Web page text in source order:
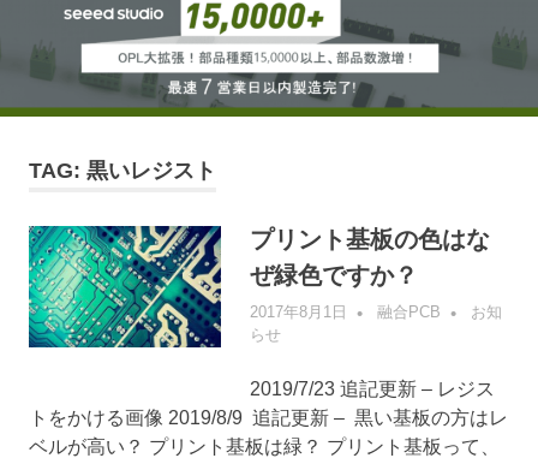
content
TAG: 黒いレジスト
プリント基板の色はな
ぜ緑色ですか？
2017年8月1日 融合PCB
お知
らせ
2019/7/23 追記更新 – レジス
トをかける画像 2019/8/9 追記更新 – 黒い基板の方はレ
ベルが高い？ プリント基板は緑？ プリント基板って、